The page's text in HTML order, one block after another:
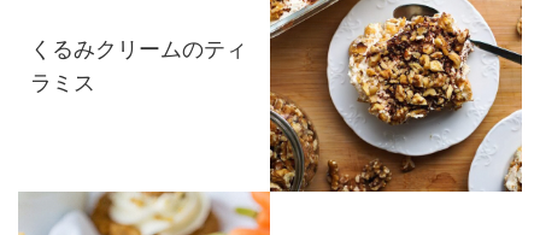
くるみクリームのティ
ラミス